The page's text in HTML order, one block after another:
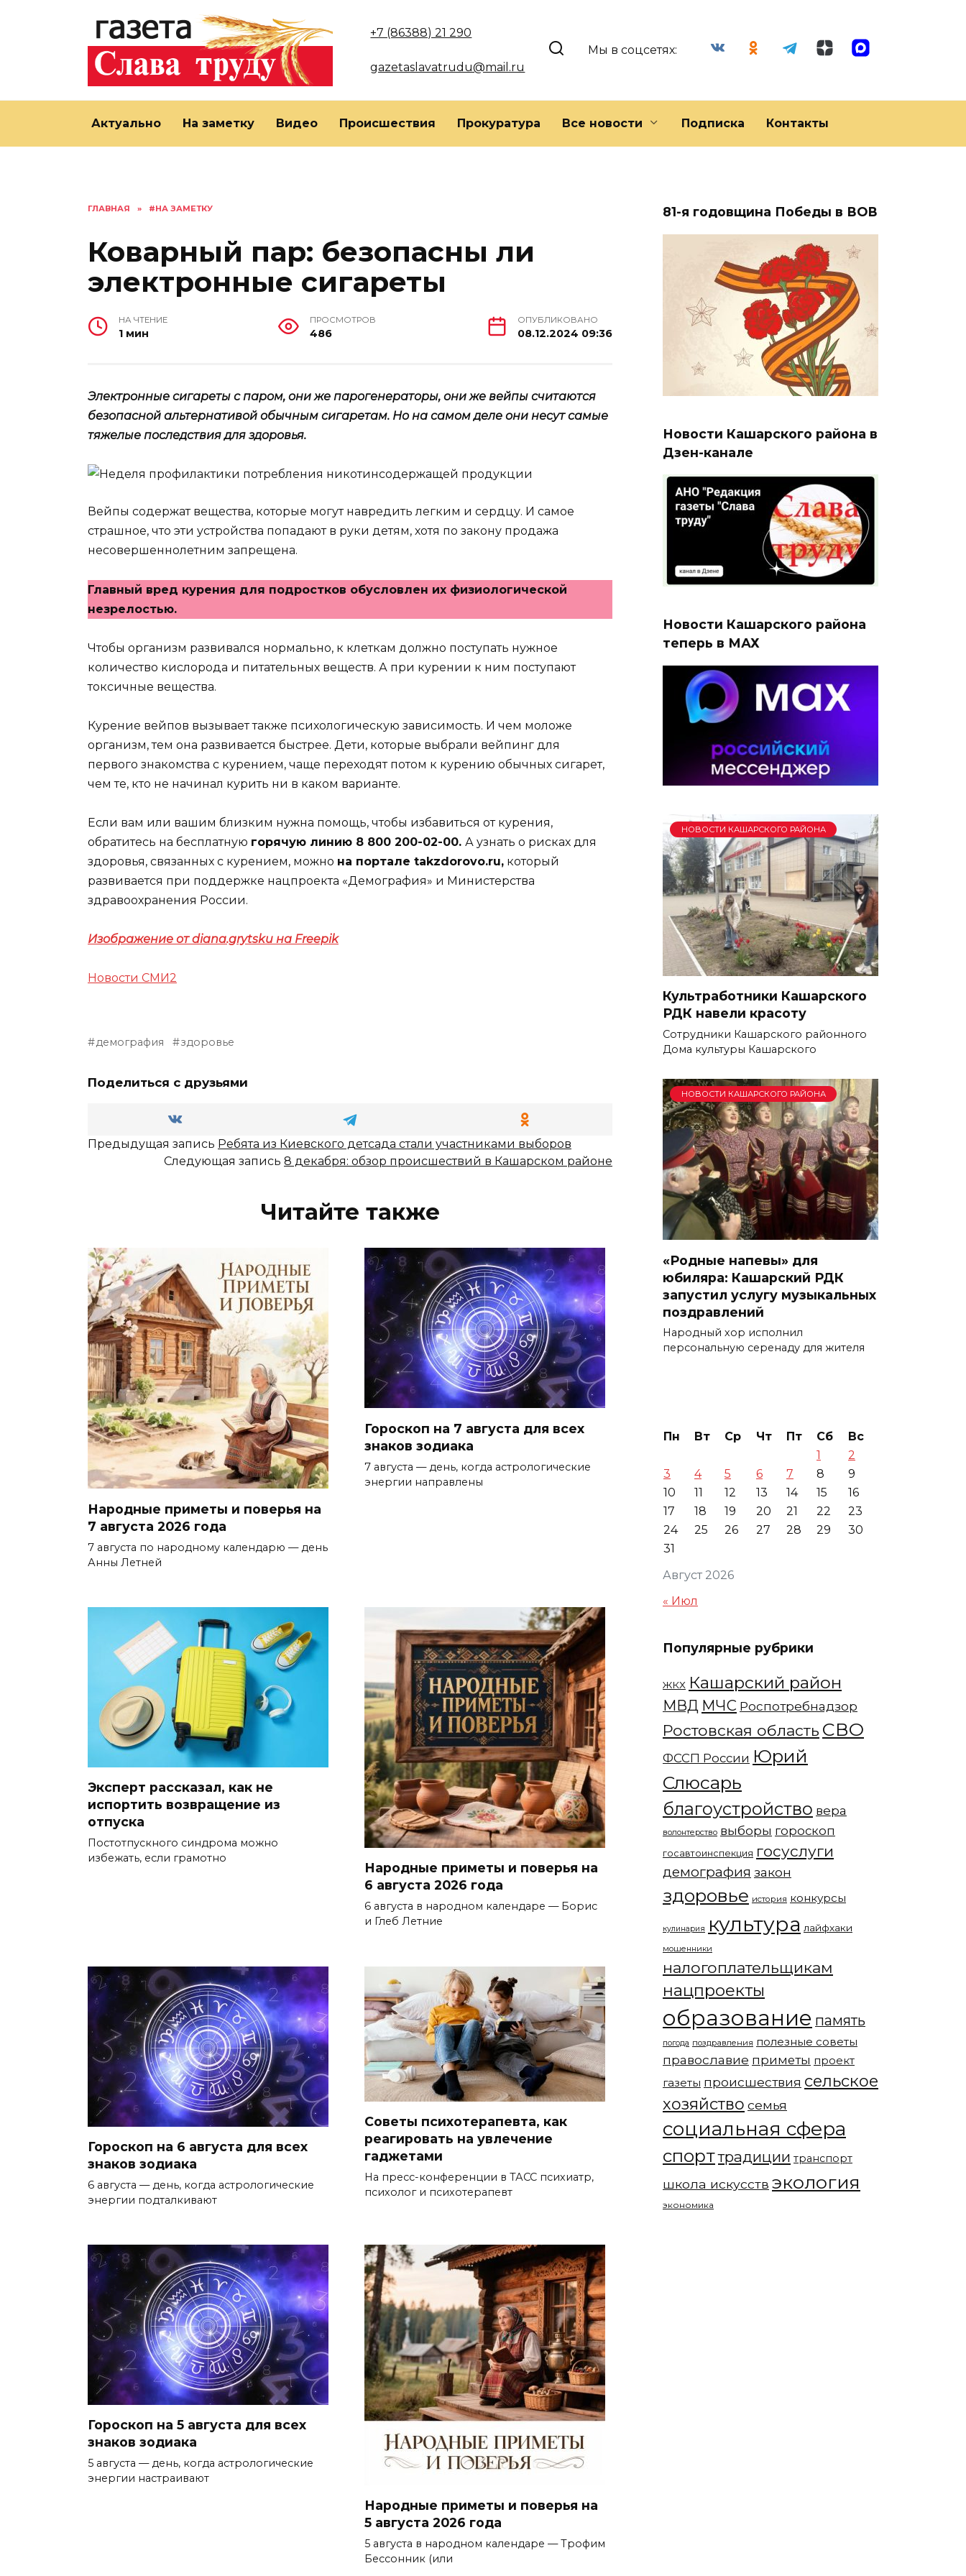
+7 (86388) 21 290
gazetaslavatrudu@mail.ru
Мы в соцсетях:
Актуально На заметку Видео Происшествия Прокуратура Все новости Подписка Контакты
ГЛАВНАЯ » #НА ЗАМЕТКУ
Коварный пар: безопасны ли
электронные сигареты
НА ЧТЕНИЕ
1 мин
ПРОСМОТРОВ
486
ОПУБЛИКОВАНО
08.12.2024 09:36
Электронные сигареты с паром, они же парогенераторы, они же вейпы считаются
безопасной альтернативой обычным сигаретам. Но на самом деле они несут самые
тяжелые последствия для здоровья.
Вейпы содержат вещества, которые могут навредить легким и сердцу. И самое
страшное, что эти устройства попадают в руки детям, хотя по закону продажа
несовершеннолетним запрещена.
Главный вред курения для подростков обусловлен их физиологической
незрелостью.
Чтобы организм развивался нормально, к клеткам должно поступать нужное
количество кислорода и питательных веществ. А при курении к ним поступают
токсичные вещества.
Курение вейпов вызывает также психологическую зависимость. И чем моложе
организм, тем она развивается быстрее. Дети, которые выбрали вейпинг для
первого знакомства с курением, чаще переходят потом к курению обычных сигарет,
чем те, кто не начинал курить ни в каком варианте.
Если вам или вашим близким нужна помощь, чтобы избавиться от курения,
обратитесь на бесплатную горячую линию 8 800 200-02-00. А узнать о рисках для
здоровья, связанных с курением, можно на портале takzdorovo.ru, который
развивается при поддержке нацпроекта «Демография» и Министерства
здравоохранения России.
Изображение от diana.grytsku на Freepik
Новости СМИ2
демография здоровье
Поделиться с друзьями
Предыдущая запись Ребята из Киевского детсада стали участниками выборов
Следующая запись 8 декабря: обзор происшествий в Кашарском районе
Читайте также
Народные приметы и поверья на
7 августа 2026 года
7 августа по народному календарю — день
Анны Летней
Гороскоп на 7 августа для всех
знаков зодиака
7 августа — день, когда астрологические
энергии направлены
Эксперт рассказал, как не
испортить возвращение из
отпуска
Постотпускного синдрома можно
избежать, если грамотно
Народные приметы и поверья на
6 августа 2026 года
6 августа в народном календаре — Борис
и Глеб Летние
Гороскоп на 6 августа для всех
знаков зодиака
6 августа — день, когда астрологические
энергии подталкивают
Советы психотерапевта, как
реагировать на увлечение
гаджетами
На пресс-конференции в ТАСС психиатр,
психолог и психотерапевт
Гороскоп на 5 августа для всех
знаков зодиака
5 августа — день, когда астрологические
энергии настраивают
Народные приметы и поверья на
5 августа 2026 года
5 августа в народном календаре — Трофим
Бессонник (или
81-я годовщина Победы в ВОВ
Новости Кашарского района в
Дзен-канале
Новости Кашарского района
теперь в МАХ
НОВОСТИ КАШАРСКОГО РАЙОНА
Культработники Кашарского
РДК навели красоту
Сотрудники Кашарского районного
Дома культуры Кашарского
НОВОСТИ КАШАРСКОГО РАЙОНА
«Родные напевы» для
юбиляра: Кашарский РДК
запустил услугу музыкальных
поздравлений
Народный хор исполнил
персональную серенаду для жителя
Август 2026
Пн Вт Ср Чт Пт Сб
Вс
1
2
3
4 5 6 7 8
9
10
11 12 13 14 15
16
17
18 19 20 21 22
23
24
25 26 27 28 29
30
31
« Июл
Популярные рубрики
ЖКХ Кашарский район
МВД МЧС Роспотребнадзор
Ростовская область СВО
ФССП России Юрий
Слюсарь
благоустройство вера
волонтерство выборы гороскоп
госавтоинспекция госуслуги
демография закон
здоровье история конкурсы
кулинария культура лайфхаки
мошенники
налогоплательщикам
нацпроекты
образование память
погода поздравления полезные советы
православие приметы проект
газеты происшествия сельское
хозяйство семья
социальная сфера
спорттрадиции транспорт
школа искусств экология
экономика